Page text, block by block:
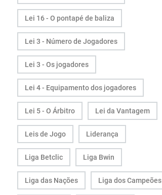
Lei 16 - O pontapé de baliza
Lei 3 - Número de Jogadores
Lei 3 - Os jogadores
Lei 4 - Equipamento dos jogadores
Lei 5 - O Árbitro Lei da Vantagem
Leis de Jogo Liderança
Liga Betclic Liga Bwin
Liga das Nações Liga dos Campeões